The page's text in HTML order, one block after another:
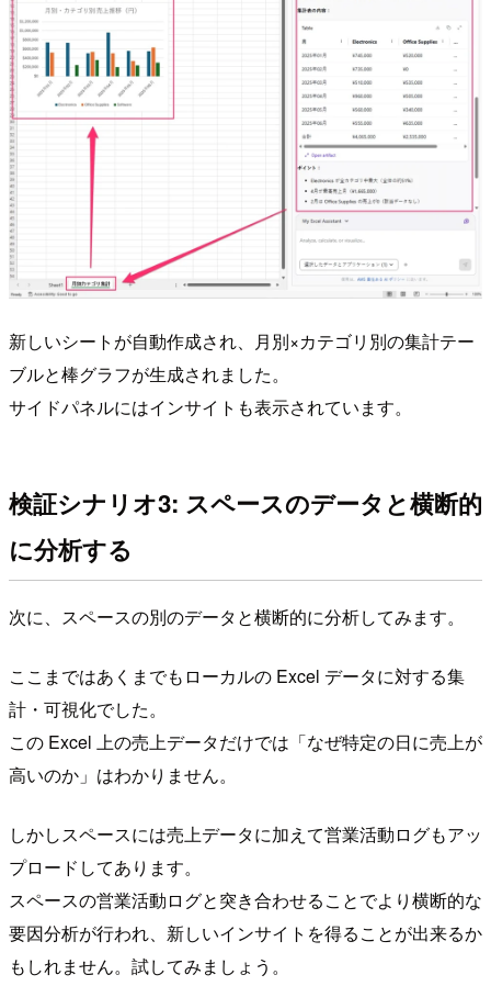
新しいシートが自動作成され、月別×カテゴリ別の集計テー
ブルと棒グラフが生成されました。
サイドパネルにはインサイトも表示されています。
検証シナリオ3: スペースのデータと横断的
に分析する
次に、スペースの別のデータと横断的に分析してみます。
ここまではあくまでもローカルの Excel データに対する集
計・可視化でした。
この Excel 上の売上データだけでは「なぜ特定の日に売上が
高いのか」はわかりません。
しかしスペースには売上データに加えて営業活動ログもアッ
プロードしてあります。
スペースの営業活動ログと突き合わせることでより横断的な
要因分析が行われ、新しいインサイトを得ることが出来るか
もしれません。試してみましょう。